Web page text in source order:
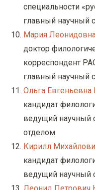
специальности
главный научный
Мария
доктор
корреспондент
главный научный
Ольга
кандидат
ведущий научный
отделом
Кирилл
кандидат
ведущий научный